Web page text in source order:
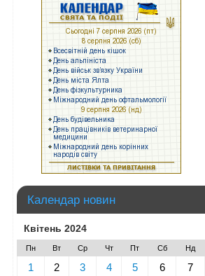
Календар новин
Квітень 2024
Пн Вт Ср Чт Пт Сб Нд
1 2 3 4 5 6
7